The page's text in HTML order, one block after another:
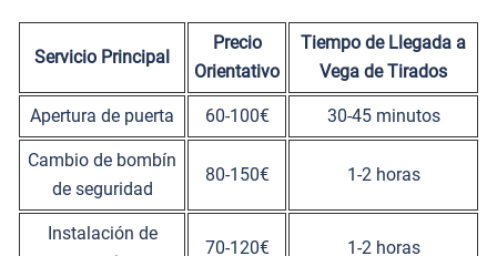
Servicio Principal
Precio
Orientativo
Tiempo de Llegada a
Vega de Tirados
Apertura de puerta 60-100€ 30-45 minutos
Cambio de bombín
de seguridad
80-150€ 1-2 horas
Instalación de
70-120€ 1-2 horas